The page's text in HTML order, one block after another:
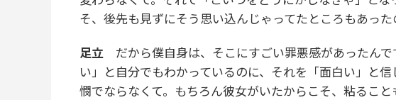
そ、後先も見ずにそう思い込んじゃってたところもあった
足立 だから僕自身は、そこにすごい罪悪感があったん
い」と自分でもわかっているのに、それを「面白い」と
憫でならなくて。もちろん彼女がいたからこそ、粘ること